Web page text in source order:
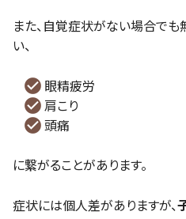
また、自覚症状がない場合で
い、
眼精疲労
肩こり
頭痛
に繋がることがあります。
症状には個人差がありますが、